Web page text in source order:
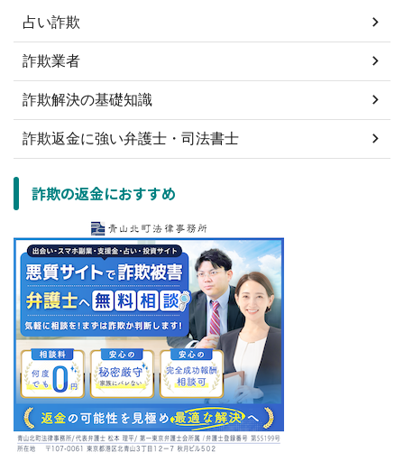
占い詐欺
詐欺業者
詐欺解決の基礎知識
詐欺返金に強い弁護士・司法書士
詐欺の返金におすすめ